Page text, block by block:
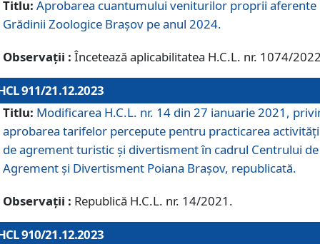
Titlu: Aprobarea cuantumului veniturilor proprii aferente
Grădinii Zoologice Braşov pe anul 2024.
Observații : Încetează aplicabilitatea H.C.L. nr. 1074/
911/21.12.2023
Titlu: Modificarea H.C.L. nr. 14 din 27 ianuarie 2021,
aprobarea tarifelor percepute pentru practicarea
de agrement turistic și divertisment în cadrul Centrului de
Agrement și Divertisment Poiana Brașov, republicată.
Observații : Republică H.C.L. nr. 14/2021.
910/21.12.2023